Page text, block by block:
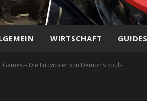
WIRTSCHAFT GUIDES
– Die Entwickler von Demon’s Souls